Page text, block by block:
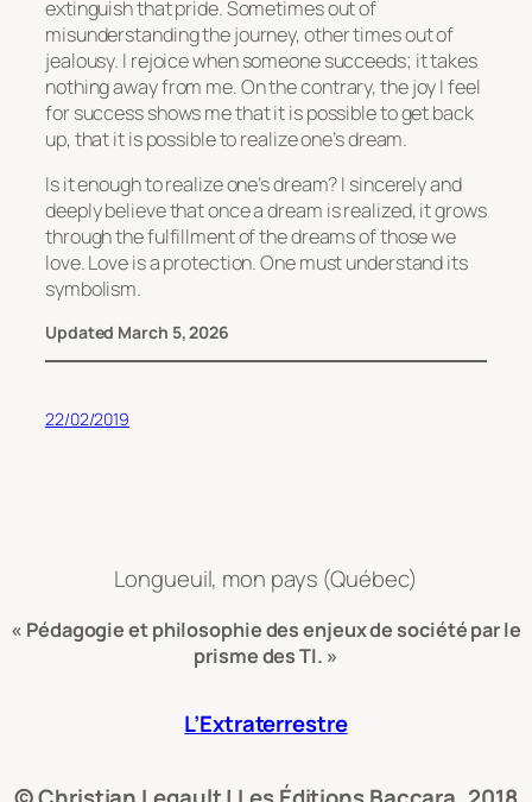
extinguish that pride. Sometimes out of
misunderstanding the journey, other times out of
jealousy. I rejoice when someone succeeds; it takes
nothing away from me. On the contrary, the joy I feel
for success shows me that it is possible to get back
up, that it is possible to realize one’s dream.
Is it enough to realize one’s dream? I sincerely and
deeply believe that once a dream is realized, it grows
through the fulfillment of the dreams of those we
love. Love is a protection. One must understand its
symbolism.
Updated March 5, 2026
22/02/2019
Longueuil, mon pays (Québec)
« Pédagogie et philosophie des enjeux de société par le
prisme des TI. »
L’Extraterrestre